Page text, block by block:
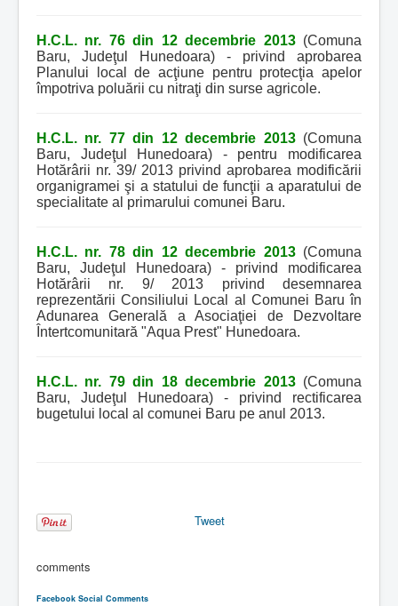
H.C.L. nr. 76 din 12 decembrie 2013(Comuna
Baru, Judeţul Hunedoara) - privind aprobarea
Planului local de acţiune pentru protecţia apelor
împotriva poluării cu nitraţi din surse agricole.
H.C.L. nr. 77 din 12 decembrie 2013(Comuna
Baru, Judeţul Hunedoara) - pentru modificarea
Hotărârii nr. 39/ 2013 privind aprobarea modificării
organigramei şi a statului de funcţii a aparatului de
specialitate al primarului comunei Baru.
H.C.L. nr. 78 din 12 decembrie 2013(Comuna
Baru, Judeţul Hunedoara) - privind modificarea
Hotărârii nr. 9/ 2013 privind desemnarea
reprezentării Consiliului Local al Comunei Baru în
Adunarea Generală a Asociaţiei de Dezvoltare
Întertcomunitară "Aqua Prest" Hunedoara.
H.C.L. nr. 79 din 18 decembrie 2013(Comuna
Baru, Judeţul Hunedoara) - privind rectificarea
bugetului local al comunei Baru pe anul 2013.
Tweet
comments
Facebook Social Comments